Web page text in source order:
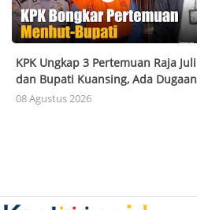
KPK Ungkap 3 Pertemuan Raja Juli
dan Bupati Kuansing, Ada Dugaan
Uang
08 Agustus 2026